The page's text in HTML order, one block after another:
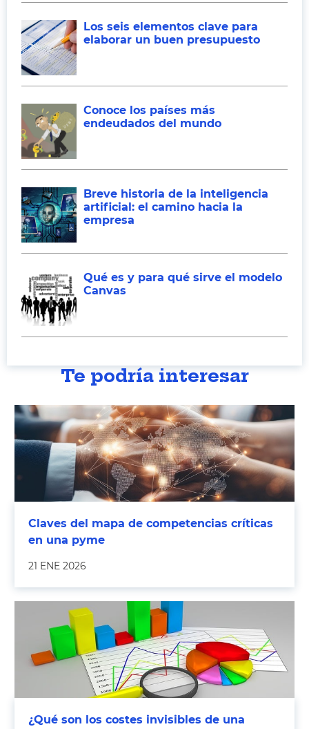
Los seis elementos clave para
elaborar un buen presupuesto
Conoce los países más
endeudados del mundo
Breve historia de la inteligencia
artificial: el camino hacia la
empresa
Qué es y para qué sirve el modelo
Canvas
Te podría interesar
Claves del mapa de competencias críticas
en una pyme
21 ENE 2026
¿Qué son los costes invisibles de una